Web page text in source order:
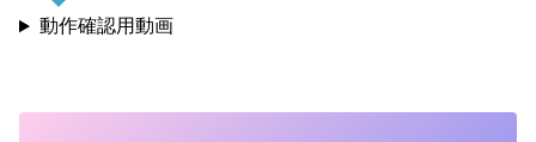
動作確認用動画